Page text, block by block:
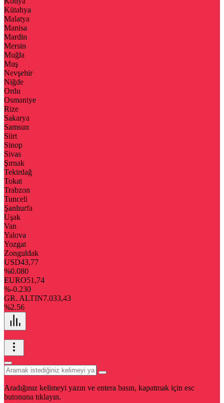
Kütahya
Malatya
Manisa
Mardin
Mersin
Muğla
Muş
Nevşehir
Niğde
Ordu
Osmaniye
Rize
Sakarya
Samsun
Siirt
Sinop
Sivas
Şırnak
Tekirdağ
Tokat
Trabzon
Tunceli
Şanlıurfa
Uşak
Van
Yalova
Yozgat
Zonguldak
USD43,77
%0.080
EURO51,74
%-0.230
GR. ALTIN7.033,43
%2.56
Aradığınız kelimeyi yazın ve entera basın, kapatmak için esc
butonuna tıklayın.